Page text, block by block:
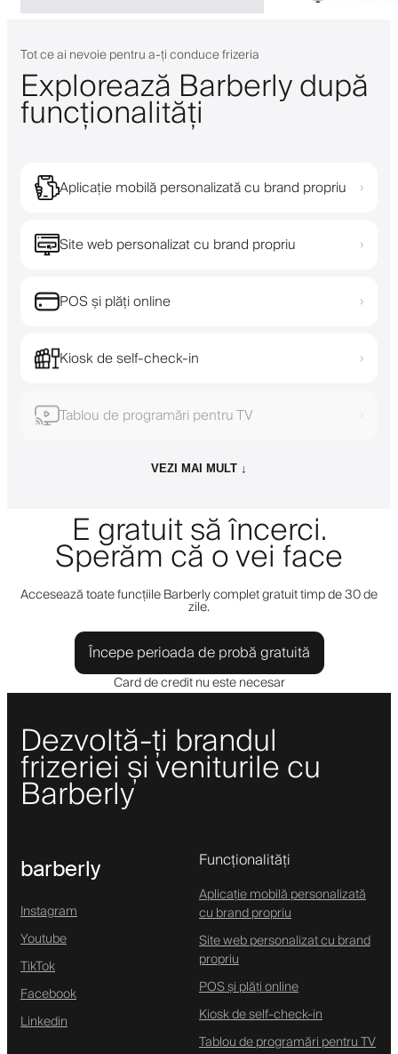
Tot ce ai nevoie pentru a-ți conduce frizeria
Explorează Barberly după
funcționalități
Aplicație mobilă personalizată cu brand propriu ›
Site web personalizat cu brand propriu ›
POS și plăți online ›
Kiosk de self-check-in ›
Tablou de programări pentru TV ›
VEZI MAI MULT ↓
E gratuit să încerci.
Sperăm că o vei face
Accesează toate funcțiile Barberly complet gratuit timp de 30 de
zile.
Începe perioada de probă gratuită
Card de credit nu este necesar
Dezvoltă-ți brandul
frizeriei și veniturile cu
Barberly
barberly
Instagram
Youtube
TikTok
Facebook
Linkedin
Funcționalități
Aplicație mobilă personalizată
cu brand propriu
Site web personalizat cu brand
propriu
POS și plăți online
Kiosk de self-check-in
Tablou de programări pentru TV